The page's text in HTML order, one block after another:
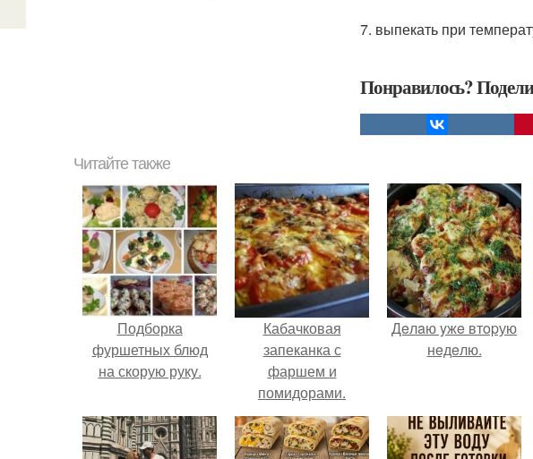
7. выпекать при
Понравилось?
Читайте также
Подборка
фуршетных блюд
на скорую руку.
Кабачковая
запеканка с
фаршем и
помидорами.
Дeлaю yжe втopую
нeдeлю.